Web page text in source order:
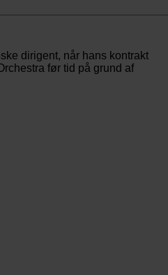
dirigent, når hans kontrakt
før tid på grund af